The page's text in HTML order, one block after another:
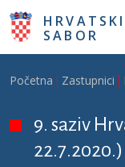
Skoči na glavni
HRVATSKI
SABOR
Početna Zastupnici
9. saziv
22.7.2020.)